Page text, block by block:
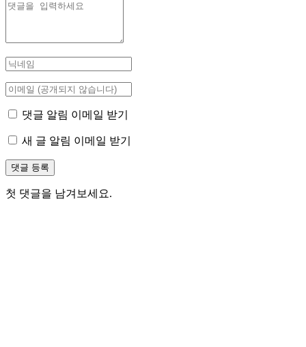
댓글 알림 이메일 받기
새 글 알림 이메일 받기
첫 댓글을 남겨보세요.